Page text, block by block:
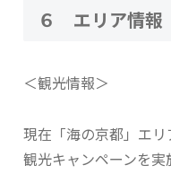
６ エリア情報
＜観光情報＞
現在「海の京都」エ
観光キャンペーンを